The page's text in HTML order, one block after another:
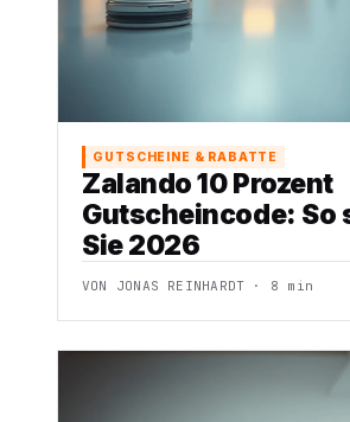
GUTSCHEINE & RABATTE
Zalando 10 Prozent
Gutscheincode: So
Sie 2026
VON JONAS REINHARDT · 8 min